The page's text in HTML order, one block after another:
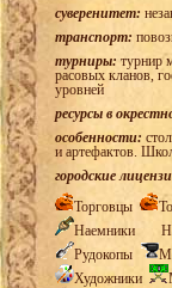
суверенитет:
транспорт:
турниры: турнир
расовых кланов,
уровней
ресурсы в
особенности:
и артефактов.
городские
Торговцы
Наемники
Рудокопы
Художники